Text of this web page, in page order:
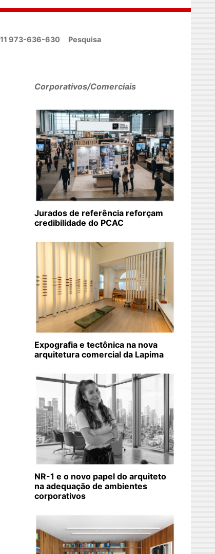
11 973-636-630 Pesquisa
Corporativos/Comerciais
Jurados de referência reforçam
credibilidade do PCAC
Expografia e tectônica na nova
arquitetura comercial da Lapima
NR-1 e o novo papel do arquiteto
na adequação de ambientes
corporativos